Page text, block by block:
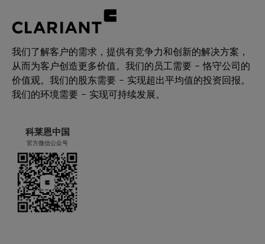
我们了解客户的需求，提供有竞争力和创新的解决方案，
从而为客户创造更多价值。我们的员工需要 – 恪守公司的
价值观。我们的股东需要 – 实现超出平均值的投资回报。
我们的环境需要 – 实现可持续发展。
科莱恩中国
官方微信公众号